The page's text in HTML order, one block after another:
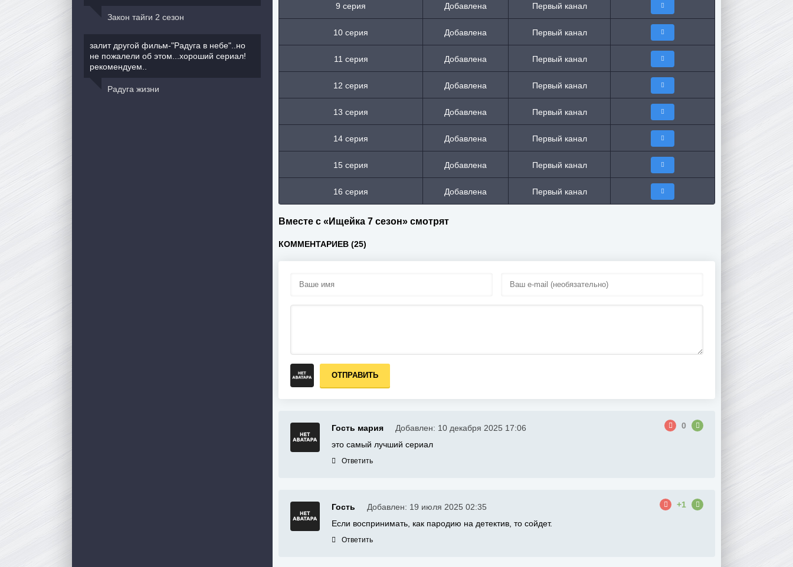
9 серия Добавлена Первый канал
10 серия Добавлена Первый канал
11 серия Добавлена Первый канал
12 серия Добавлена Первый канал
13 серия Добавлена Первый канал
14 серия Добавлена Первый канал
15 серия Добавлена Первый канал
16 серия Добавлена Первый канал
Вместе с «Ищейка 7 сезон» смотрят
КОММЕНТАРИЕВ (25)
ОТПРАВИТЬ
Гость мария Добавлен: 10 декабря 2025 17:06
0
это самый лучший сериал
Ответить
Гость Добавлен: 19 июля 2025 02:35
+1
Если воспринимать, как пародию на детектив, то сойдет.
Ответить
Закон тайги 2 сезон
залит другой фильм-"Радуга в небе"..но
не пожалели об этом...хороший сериал!
рекомендуем..
Радуга жизни